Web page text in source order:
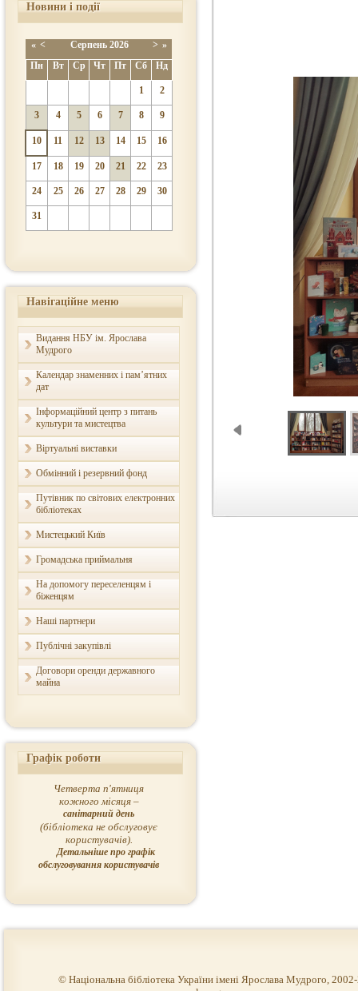
Новини і події
« < Серпень2026 > »
Пн
Вт Ср Чт Пт Сб Нд
1 2
3 4 5 6 7 8 9
10 11 12 13 14 15 16
17 18 19 20 21 22 23
24 25 26 27 28 29 30
31
Навігаційне меню
Видання НБУ ім. Ярослава
Мудрого
Календар знаменних і пам’ятних
дат
Інформаційний центр з питань
культури та мистецтва
Віртуальні виставки
Обмінний і резервний фонд
Путівник по світових електронних
бібліотеках
Мистецький Київ
Громадська приймальня
На допомогу переселенцям і
біженцям
Наші партнери
Публічні закупівлі
Договори оренди державного
майна
Графік роботи
Четверта п'ятниця
кожного місяця –
санітарний день
(бібліотека не обслуговує
користувачів).
Детальніше про графік
обслуговування користувачів
© Національна бібліотека України імені Ярослава Мудрого,